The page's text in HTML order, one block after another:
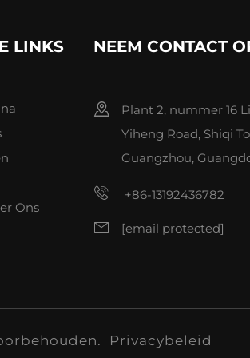
LINKS
Ons
NEEM CONTACT
Plant 2, nummer 16
Yiheng Road, Shiqi
Guangzhou,
+86-13192436782
[email protected]
Privacybeleid